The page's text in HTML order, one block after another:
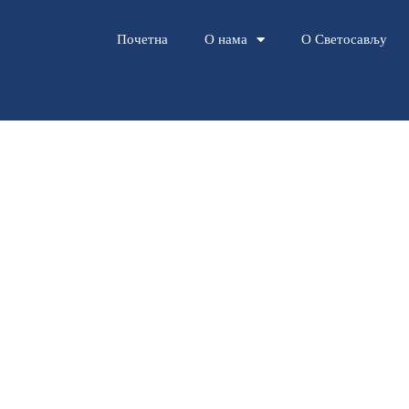
Почетна О нама О Светосављу